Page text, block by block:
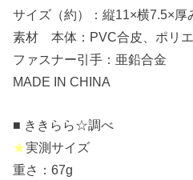
サイズ（約）：縦11×横7.5×厚
素材 本体：PVC合皮、ポリ
ファスナー引手：亜鉛合金
MADE IN CHINA
■ ききらら☆調べ
★実測サイズ
重さ：67g